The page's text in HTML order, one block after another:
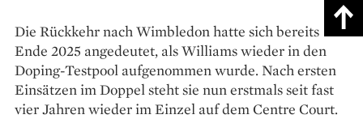
Die Rückkehr nach Wimbledon hatte sich bereits
Ende 2025 angedeutet, als Williams wieder in den
Doping-Testpool aufgenommen wurde. Nach ersten
Einsätzen im Doppel steht sie nun erstmals seit fast
vier Jahren wieder im Einzel auf dem Centre Court.